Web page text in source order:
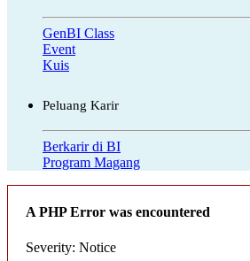
GenBI Class
Event
Kuis
Peluang Karir
Berkarir di BI
Program Magang
A PHP Error was encountered
Severity: Notice